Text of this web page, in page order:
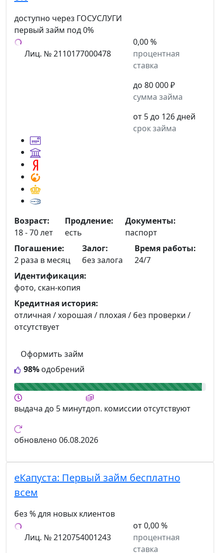
доступно через ГОСУСЛУГИ
первый займ под 0%
Лиц. № 2110177000478
0,00 %
процентная
ставка
до 80 000 ₽
сумма займа
от 5 до 126 дней
срок займа
98% одобрений
Оформить займ
Возраст:
18 - 70 лет
Продление:
есть
Документы:
паспорт
Погашение:
2 раза в месяц
Залог:
без залога
Время работы:
24/7
Идентификация:
фото, скан-копия
Кредитная история:
отличная / хорошая / плохая / без проверки /
отсутствует
выдача до 5 минутдоп. комиссии отсутствуют
обновлено 06.08.2026
еКапуста: Первый займ бесплатно
всем
без % для новых клиентов
Лиц. № 2120754001243
от 0,00 %
процентная
ставка